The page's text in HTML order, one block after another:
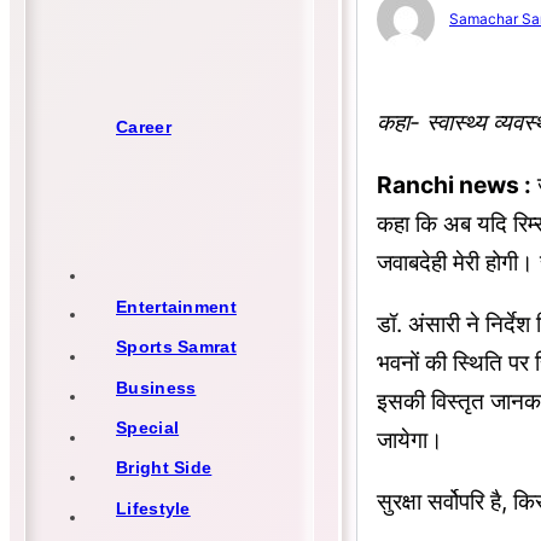
Career
Entertainment
Sports Samrat
Business
Special
Bright Side
Lifestyle
Samachar
कहा- स्वास्थ्य
Ranchi news :
कहा कि अब यदि
जवाबदेही मेरी
डॉ. अंसारी ने
भवनों की स्थिति
इसकी विस्तृत
जायेगा।
सुरक्षा सर्वोपरि है,